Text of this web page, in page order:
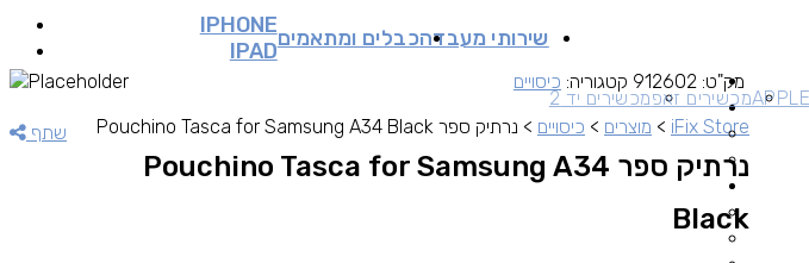
APPLEמכשירים זאפמכשירים יד 2
שירותי מעבדהכבלים ומתאמים
שתף iFix Store
> מוצרים > כיסויים > נרתיק ספר Pouchino Tasca for Samsung A34 Black
נרתיק ספר Pouchino Tasca for Samsung A34
Black
מק"ט: 912602 קטגוריה: כיסויים
IPHONE
IPAD